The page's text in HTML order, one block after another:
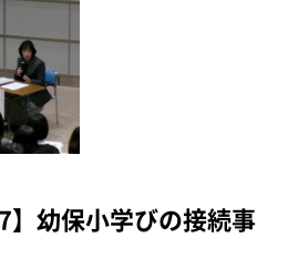
】幼保小学びの接続事